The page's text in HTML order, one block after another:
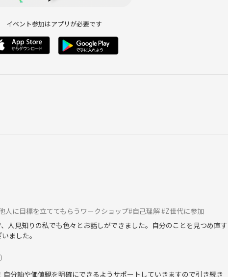
イベント参加はアプリが必要です
人に目標を立ててもらうワークショップ#自己理解 #Z世代に参加
人見知りの私でも色々とお話しができました。自分のことを見つめ直す
ました。
分軸や価値観を明確にできるようサポートしていきますので引き続き